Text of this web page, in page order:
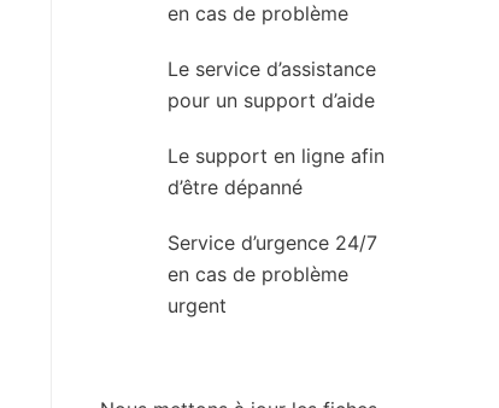
en cas de problème
Le service d’assistance
pour un support d’aide
Le support en ligne afin
d’être dépanné
Service d’urgence 24/7
en cas de problème
urgent